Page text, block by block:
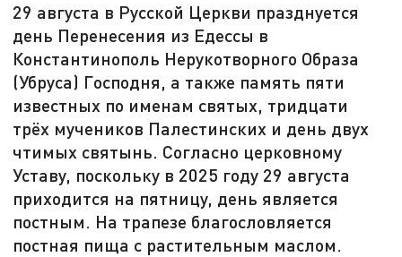
29 августа в Русской Церкви празднуется
день Перенесения из Едессы в
Константинополь Нерукотворного Образа
(Убруса) Господня, а также память пяти
известных по именам святых, тридцати
трёх мучеников Палестинских и день двух
чтимых святынь. Согласно церковному
Уставу, поскольку в 2025 году 29 августа
приходится на пятницу, день является
постным. На трапезе благословляется
постная пища с растительным маслом.